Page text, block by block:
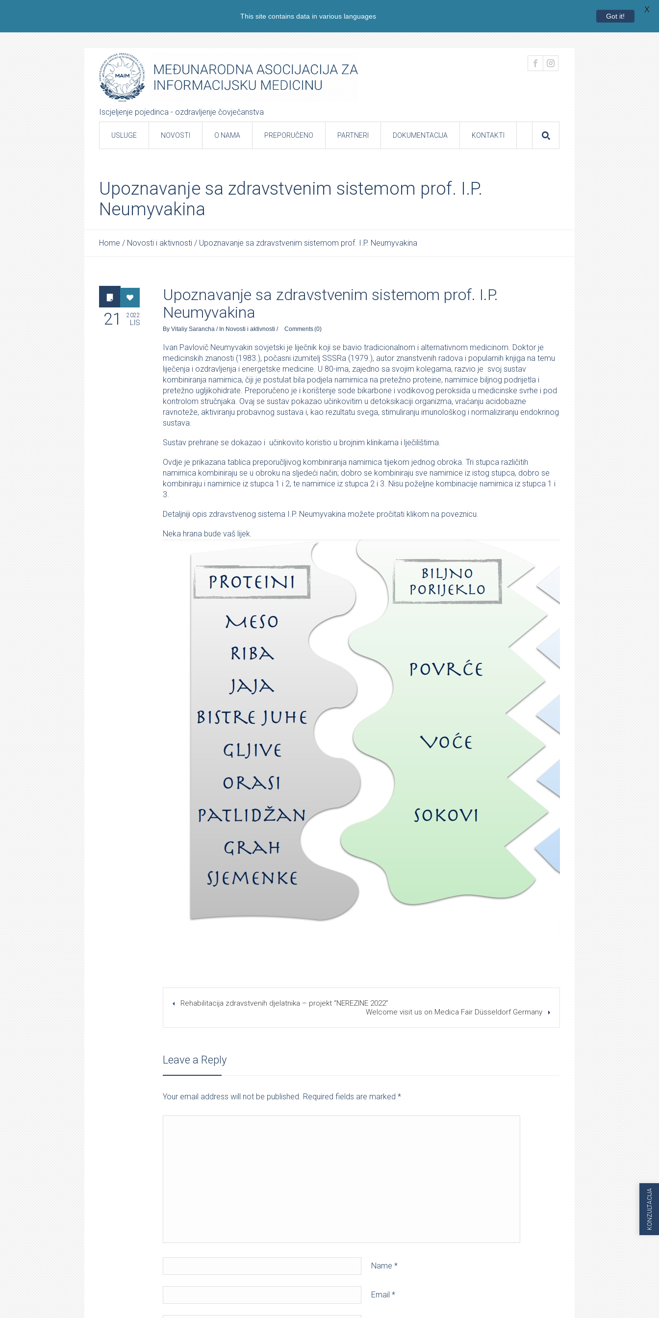
Iscjeljenje pojedinca - ozdravljenje čovječanstva
USLUGE NOVOSTI O NAMA PREPORUČENO PARTNERI DOKUMENTACIJA KONTAKTI
Upoznavanje sa zdravstvenim sistemom prof. I.P.
Neumyvakina
Home / Novosti i aktivnosti / Upoznavanje sa zdravstvenim sistemom prof. I.P. Neumyvakina
21 2022
LIS
Upoznavanje sa zdravstvenim sistemom prof. I.P.
Neumyvakina
By Vitaliy Sarancha / In Novosti i aktivnosti / Comments(0)
Ivan Pavlovič Neumyvakin sovjetski je liječnik koji se bavio tradicionalnom i alternativnom medicinom. Doktor je
medicinskih znanosti (1983.), počasni izumitelj SSSRa (1979.), autor znanstvenih radova i popularnih knjiga na temu
liječenja i ozdravljenja i energetske medicine. U 80-ima, zajedno sa svojim kolegama, razvio je svoj sustav
kombiniranja namirnica, čiji je postulat bila podjela namirnica na pretežno proteine, namirnice biljnog podrijetla i
pretežno ugljikohidrate. Preporučeno je i korištenje sode bikarbone i vodikovog peroksida u medicinske svrhe i pod
kontrolom stručnjaka. Ovaj se sustav pokazao učinkovitim u detoksikaciji organizma, vraćanju acidobazne
ravnoteže, aktiviranju probavnog sustava i, kao rezultatu svega, stimuliranju imunološkog i normaliziranju endokrinog
sustava.
Sustav prehrane se dokazao i učinkovito koristio u brojnim klinikama i lječilištima.
Ovdje je prikazana tablica preporučljivog kombiniranja namirnica tijekom jednog obroka. Tri stupca različitih
namirnica kombiniraju se u obroku na sljedeći način; dobro se kombiniraju sve namirnice iz istog stupca, dobro se
kombiniraju i namirnice iz stupca 1 i 2, te namirnice iz stupca 2 i 3. Nisu poželjne kombinacije namirnica iz stupca 1 i
3.
Detaljniji opis zdravstvenog sistema I.P. Neumyvakina možete pročitati klikom na poveznicu.
Neka hrana bude vaš lijek.
Rehabilitacija zdravstvenih djelatnika – projekt “NEREZINE 2022”
Welcome visit us on Medica Fair Düsseldorf Germany
Leave a Reply
Your email address will not be published. Required fields are marked *
Name *
Email *
KONZULTACIJA
This site contains data in various languages Got it!
X